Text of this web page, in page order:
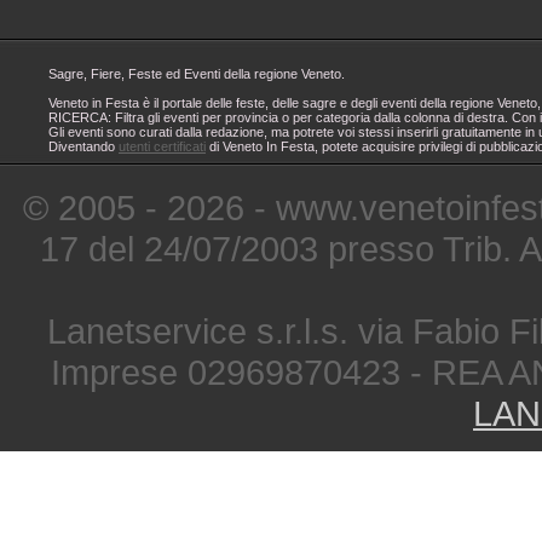
Sagre, Fiere, Feste ed Eventi della regione Veneto.
Veneto in Festa è il portale delle feste, delle sagre e degli eventi della regione
RICERCA: Filtra gli eventi per provincia o per categoria dalla colonna di destra.
Gli eventi sono curati dalla redazione, ma potrete voi stessi inserirli gratuitamente
Diventando utenti certificati di Veneto In Festa, potete acquisire privilegi di
© 2005 - 2026 -
17 del 24/07/2003 presso Trib.
Lanetservice s.r.l.s. via Fabio
Imprese 02969870423 - REA